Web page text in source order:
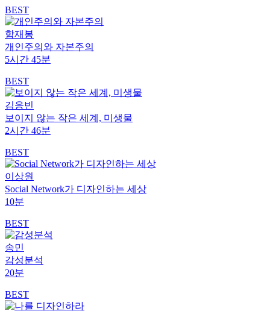
BEST
함재봉
개인주의와 자본주의
5시간 45분
BEST
김응빈
보이지 않는 작은 세계, 미생물
2시간 46분
BEST
이상원
Social Network가 디자인하는 세상
10분
BEST
송민
감성분석
20분
BEST